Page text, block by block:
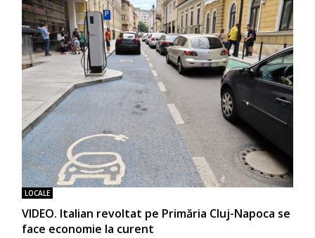
LOCALE
VIDEO. Italian revoltat pe Primăria Cluj-Napoca se
face economie la curent